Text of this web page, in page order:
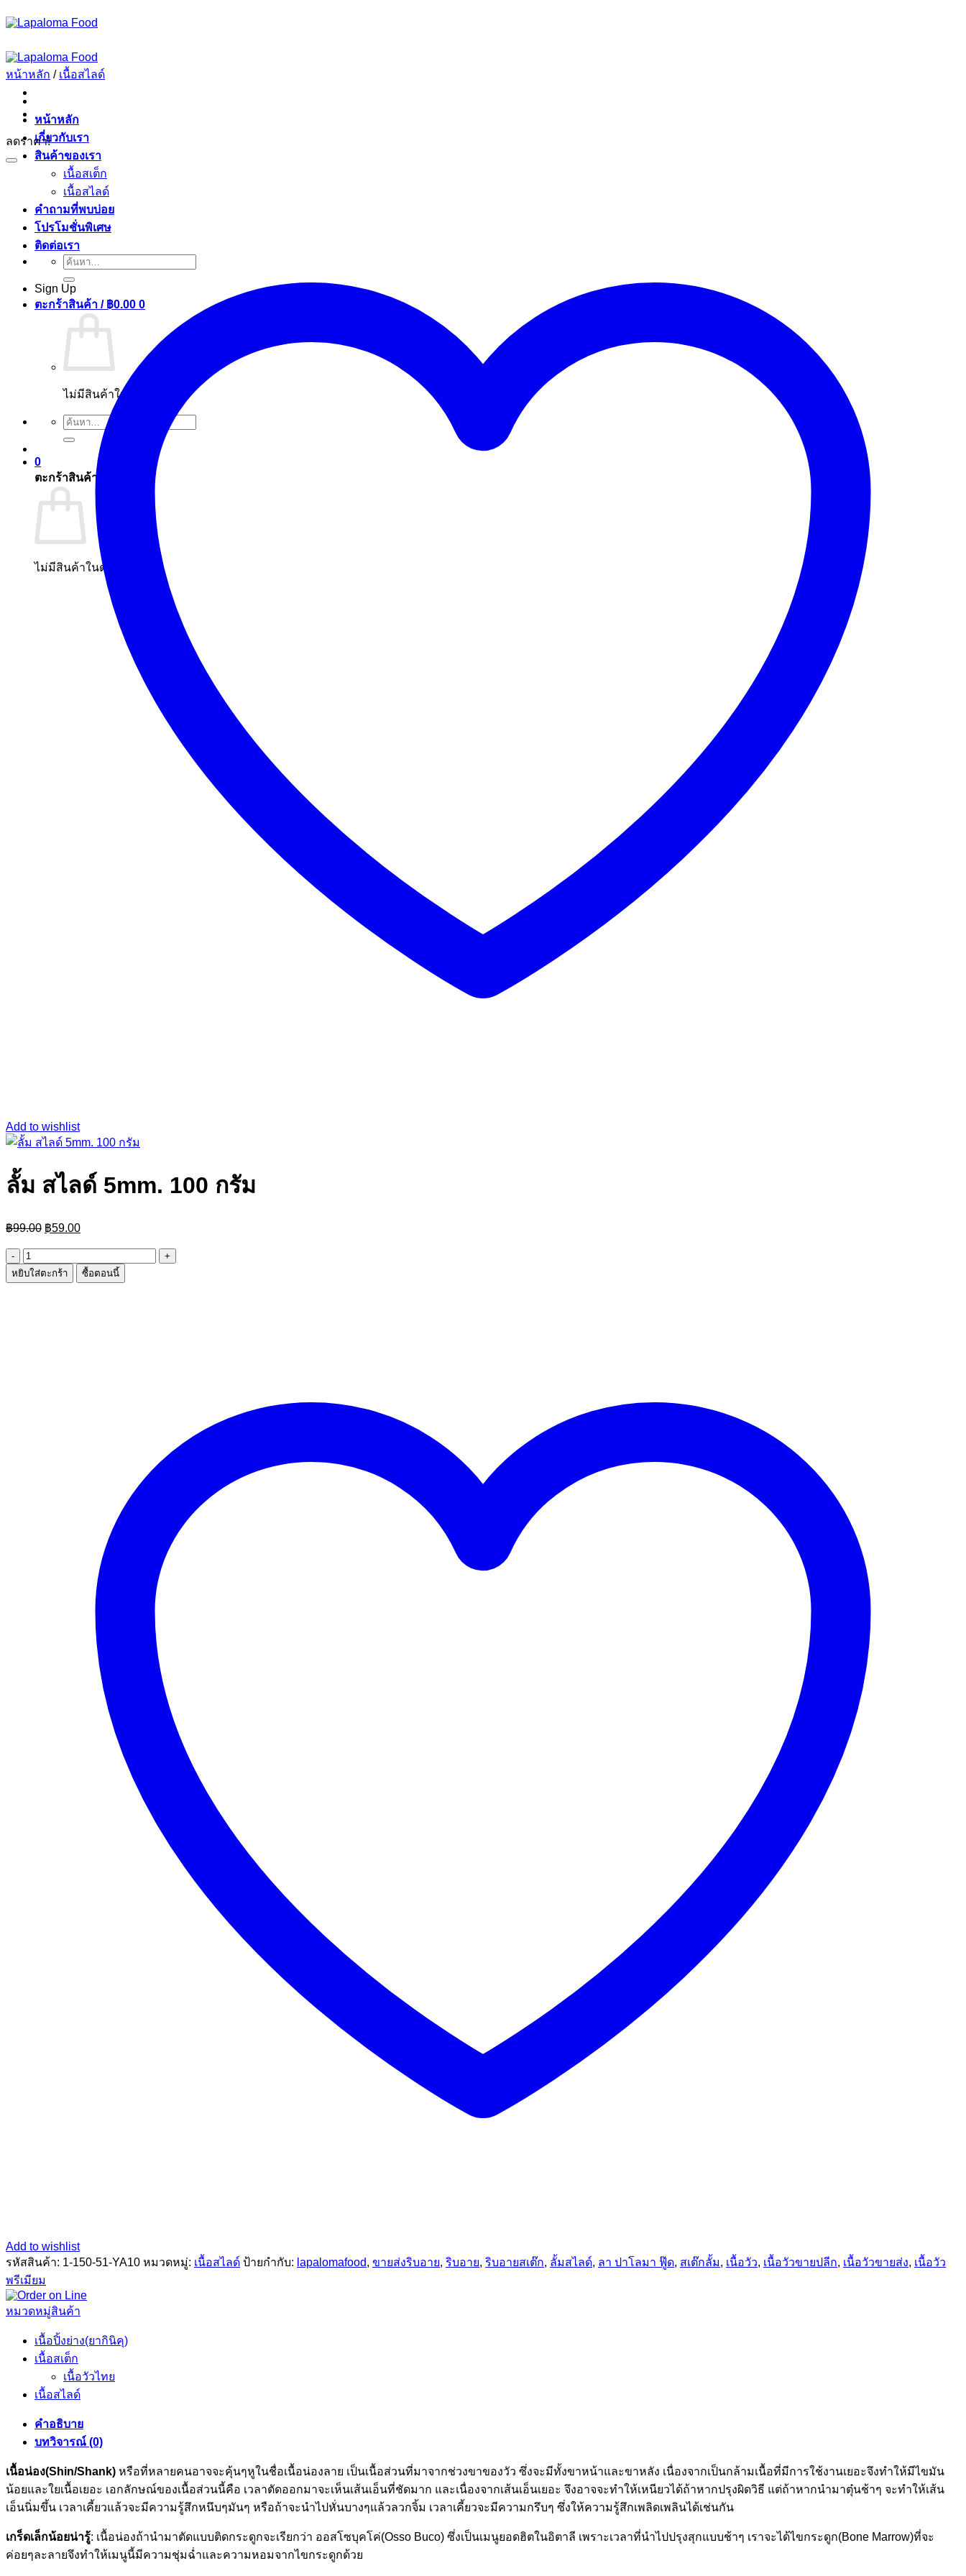
ข้าม
ไป
ยัง
เนื้อหา
หน้าหลัก
เกี่ยวกับเรา
สินค้าของเรา
เนื้อสเต็ก
เนื้อสไลด์
คำถามที่พบบ่อย
โปรโมชั่นพิเศษ
ติดต่อเรา
ค้นหา:
Sign Up
ตะกร้าสินค้า / ฿0.00 0
ไม่มีสินค้าในตะกร้า
ค้นหา:
0
ตะกร้าสินค้า
ไม่มีสินค้าในตะกร้า
หน้าหลัก / เนื้อสไลด์
ลดราคา!
Add to wishlist
ลั้ม สไลด​์ 5mm. 100 กรัม
฿99.00 Original
price
was:
฿99.00.
฿59.00Current
price
is:
฿59.00.
จำนวน
ลั้ม
หยิบใส่ตะกร้า ซื้อตอนนี้
Add to wishlist
รหัสสินค้า: 1-150-51-YA10 หมวดหมู่: เนื้อสไลด์ ป้ายกำกับ: lapalomafood, ขายส่งริบอาย, ริบอาย, ริบอายสเต๊ก, ลั้มสไลด์, ลา ปาโลมา ฟู๊ด, สเต๊กลั้ม, เนื้อวัว, เนื้อวัวขายปลีก, เนื้อวัวขายส่ง, เนื้อวัว
พรีเมียม
หมวดหมู่สินค้า
เนื้อปิ้งย่าง(ยากินิคุ)
เนื้อสเต็ก
เนื้อวัวไทย
เนื้อสไลด์
คำอธิบาย
บทวิจารณ์ (0)
เนื้อน่อง(Shin/Shank) หรือที่หลายคนอาจจะคุ้นๆหูในชื่อเนื้อน่องลาย เป็นเนื้อส่วนที่มาจากช่วงขาของวัว ซึ่งจะมีทั้งขาหน้าและขาหลัง เนื่องจากเป็นกล้ามเนื้อที่มีการใช้งานเยอะจึงทำให้มีไขมัน
น้อยและใยเนื้อเยอะ เอกลักษณ์ของเนื้อส่วนนี้คือ เวลาตัดออกมาจะเห็นเส้นเอ็นที่ชัดมาก และเนื่องจากเส้นเอ็นเยอะ จึงอาจจะทำให้เหนียวได้ถ้าหากปรุงผิดวิธี แต่ถ้าหากนำมาตุ๋นช้าๆ จะทำให้เส้น
เอ็นนิ่มขึ้น เวลาเคี้ยวแล้วจะมีความรู้สึกหนึบๆมันๆ หรือถ้าจะนำไปหั่นบางๆแล้วลวกจิ้ม เวลาเคี้ยวจะมีความกรึบๆ ซึ่งให้ความรู้สึกเพลิดเพลินได้เช่นกัน
เกร็ดเล็กน้อยน่ารู้: เนื้อน่องถ้านำมาตัดแบบติดกระดูกจะเรียกว่า ออสโซบุคโค่(Osso Buco) ซึ่งเป็นเมนูยอดฮิตในอิตาลี เพราะเวลาที่นำไปปรุงสุกแบบช้าๆ เราจะได้ไขกระดูก(Bone Marrow)ที่จะ
ค่อยๆละลายจึงทำให้เมนูนี้มีความชุ่มฉ่ำและความหอมจากไขกระดูกด้วย